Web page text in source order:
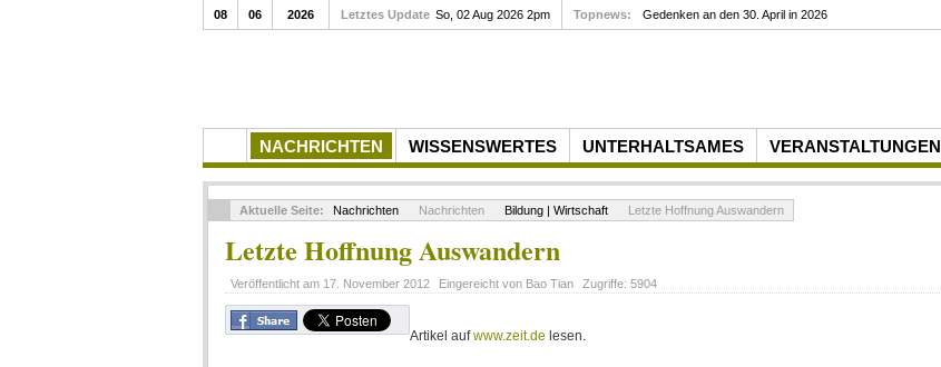
NACHRICHTEN WISSENSWERTES UNTERHALTSAMES VERANSTALTUNGEN
08 06 2026 Letztes Update So, 02 Aug 2026 2pm Topnews: Gedenken an den 30. April in 2026
Aktuelle Seite: Nachrichten Nachrichten Bildung | Wirtschaft Letzte Hoffnung Auswandern
Letzte Hoffnung Auswandern
Veröffentlicht am 17. November 2012 Eingereicht von Bao Tian Zugriffe: 5904
Artikel aufwww.zeit.de lesen.